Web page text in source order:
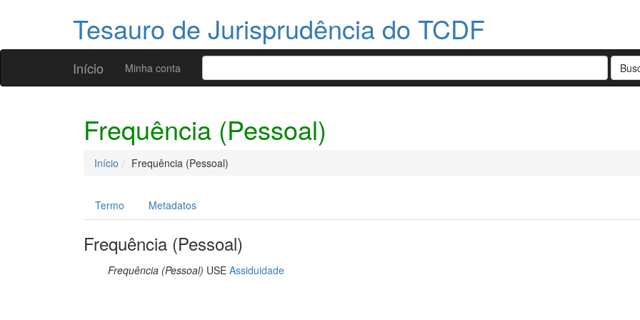
Tesauro de Jurisprudência do TCDF
Início Minha conta
Frequência (Pessoal)
Início Frequência (Pessoal)
Termo Metadatos
Frequência (Pessoal)
Frequência (Pessoal) USEAssiduidade